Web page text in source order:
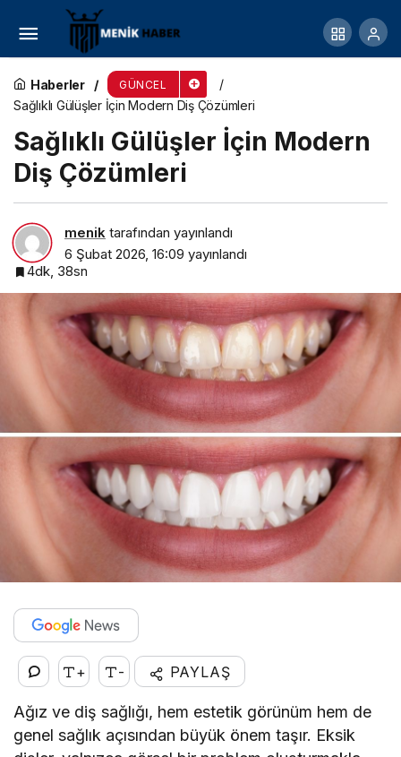
Haberler GÜNCEL
Sağlıklı Gülüşler İçin Modern Diş Çözümleri
Sağlıklı Gülüşler İçin Modern
Diş Çözümleri
menik tarafından yayınlandı
6 Şubat 2026, 16:09 yayınlandı
4dk, 38sn
+ - PAYLAŞ
Ağız ve diş sağlığı, hem estetik görünüm hem de
genel sağlık açısından büyük önem taşır. Eksik
İstoçta Güvenilir Toptan Kozmetik Alışverişi